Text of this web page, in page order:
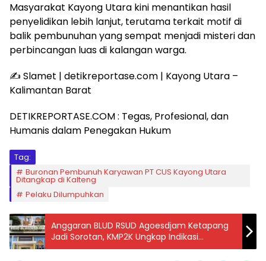
Masyarakat Kayong Utara kini menantikan hasil
penyelidikan lebih lanjut, terutama terkait motif di
balik pembunuhan yang sempat menjadi misteri dan
perbincangan luas di kalangan warga.
✍️ Slamet | detikreportase.com | Kayong Utara –
Kalimantan Barat
DETIKREPORTASE.COM : Tegas, Profesional, dan
Humanis dalam Penegakan Hukum
Tag:
Buronan Pembunuh Karyawan PT CUS Kayong Utara
Ditangkap di Kalteng
Pelaku Dilumpuhkan
Anggaran BLUD RSUD Agoesdjam Ketapang
Jadi Sorotan, KMP2K Ungkap Indikasi
Penyelewengan Rp64 Miliar